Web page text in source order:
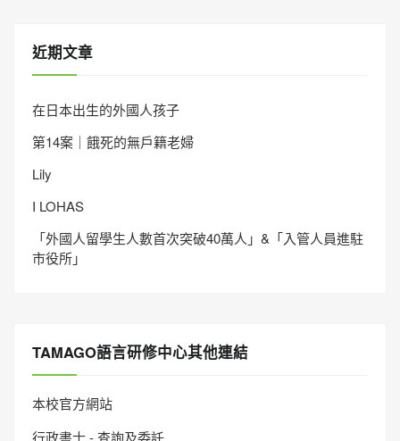
近期文章
在日本出生的外國人孩子
第14案｜餓死的無戶籍老婦
Lily
I LOHAS
「外國人留學生人數首次突破40萬人」&「入管人員進駐
市役所」
TAMAGO語言研修中心其他連結
本校官方網站
行政書士 - 查詢及委託